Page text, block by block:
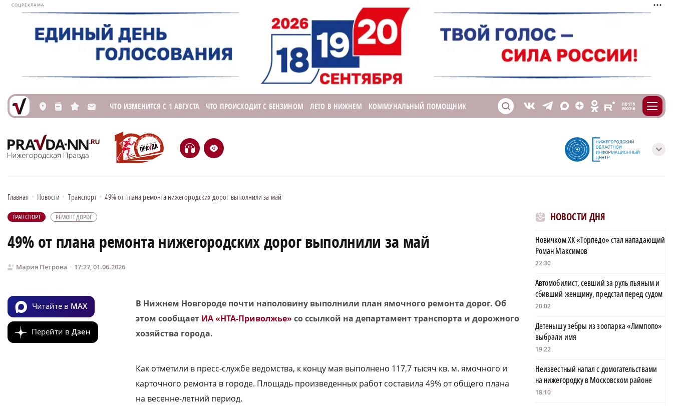
СОЦРЕКЛАМА
L n s M ЧТО ИЗМЕНИТСЯ С 1 АВГУСТА ЧТО ПРОИСХОДИТ С БЕНЗИНОМ ЛЕТО В НИЖНЕМ КОММУНАЛЬНЫЙ ПОМОЩНИК S V T X Z O E m
H e с
Главная • Новости • Транспорт • 49% от плана ремонта нижегородских дорог выполнили за май
ТРАНСПОРТ РЕМОНТ ДОРОГ
49% от плана ремонта нижегородских дорог выполнили за май
Мария Петрова 17:27, 01.06.2026
Читайте в MAX
Перейти в Дзен
В Нижнем Новгороде почти наполовину выполнили план ямочного ремонта дорог. Об
этом сообщает ИА «НТА-Приволжье» со ссылкой на департамент транспорта и дорожного
хозяйства города.
Как отметили в пресс-службе ведомства, к концу мая выполнено 117,7 тысяч кв. м. ямочного и
карточного ремонта в городе. Площадь произведенных работ составила 49% от общего плана
на весенне-летний период.
НОВОСТИ ДНЯ
Новичком ХК «Торпедо» стал нападающий
Роман Максимов
22:30
Автомобилист, севший за руль пьяным и
сбивший женщину, предстал перед судом
20:02
Детенышу зебры из зоопарка «Лимпопо»
выбрали имя
19:22
Неизвестный напал с домогательствами
на нижегородку в Московском районе
18:10